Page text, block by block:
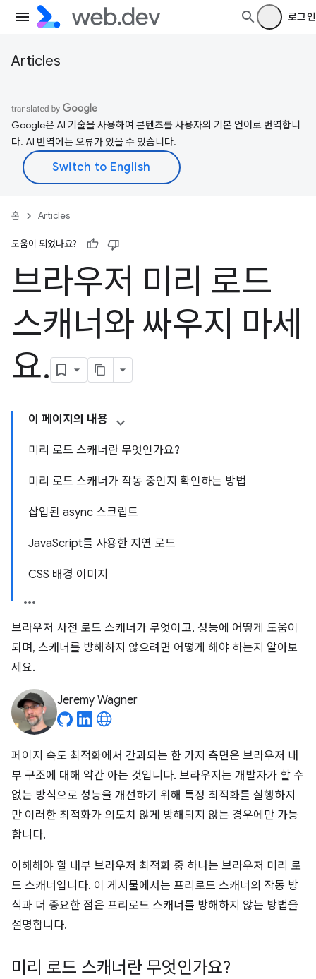
로그인
Articles
Google은 AI 기술을 사용하여 콘텐츠를 사용자의 기본 언어로 번역합니
다. AI 번역에는 오류가 있을 수 있습니다.
홈 Articles
도움이 되었나요?
브라우저 미리 로드
스캐너와 싸우지 마세
요.
이 페이지의 내용
미리 로드 스캐너란 무엇인가요?
미리 로드 스캐너가 작동 중인지 확인하는 방법
삽입된 async 스크립트
JavaScript를 사용한 지연 로드
CSS 배경 이미지
브라우저 사전 로드 스캐너가 무엇이고, 성능에 어떻게 도움이
되며, 스캐너를 방해하지 않으려면 어떻게 해야 하는지 알아보
세요.
Jeremy Wagner
페이지 속도 최적화에서 간과되는 한 가지 측면은 브라우저 내
부 구조에 대해 약간 아는 것입니다. 브라우저는 개발자가 할 수
없는 방식으로 성능을 개선하기 위해 특정 최적화를 실행하지
만 이러한 최적화가 의도치 않게 방해되지 않는 경우에만 가능
합니다.
이해해야 할 내부 브라우저 최적화 중 하나는 브라우저 미리 로
드 스캐너입니다. 이 게시물에서는 프리로드 스캐너의 작동 방
식과 더 중요한 점은 프리로드 스캐너를 방해하지 않는 방법을
설명합니다.
미리 로드 스캐너란 무엇인가요?